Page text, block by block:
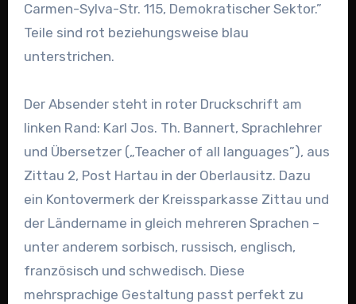
Carmen-Sylva-Str. 115, Demokratischer Sektor.”
Teile sind rot beziehungsweise blau
unterstrichen.
Der Absender steht in roter Druckschrift am
linken Rand: Karl Jos. Th. Bannert, Sprachlehrer
und Übersetzer („Teacher of all languages”), aus
Zittau 2, Post Hartau in der Oberlausitz. Dazu
ein Kontovermerk der Kreissparkasse Zittau und
der Ländername in gleich mehreren Sprachen –
unter anderem sorbisch, russisch, englisch,
französisch und schwedisch. Diese
mehrsprachige Gestaltung passt perfekt zu